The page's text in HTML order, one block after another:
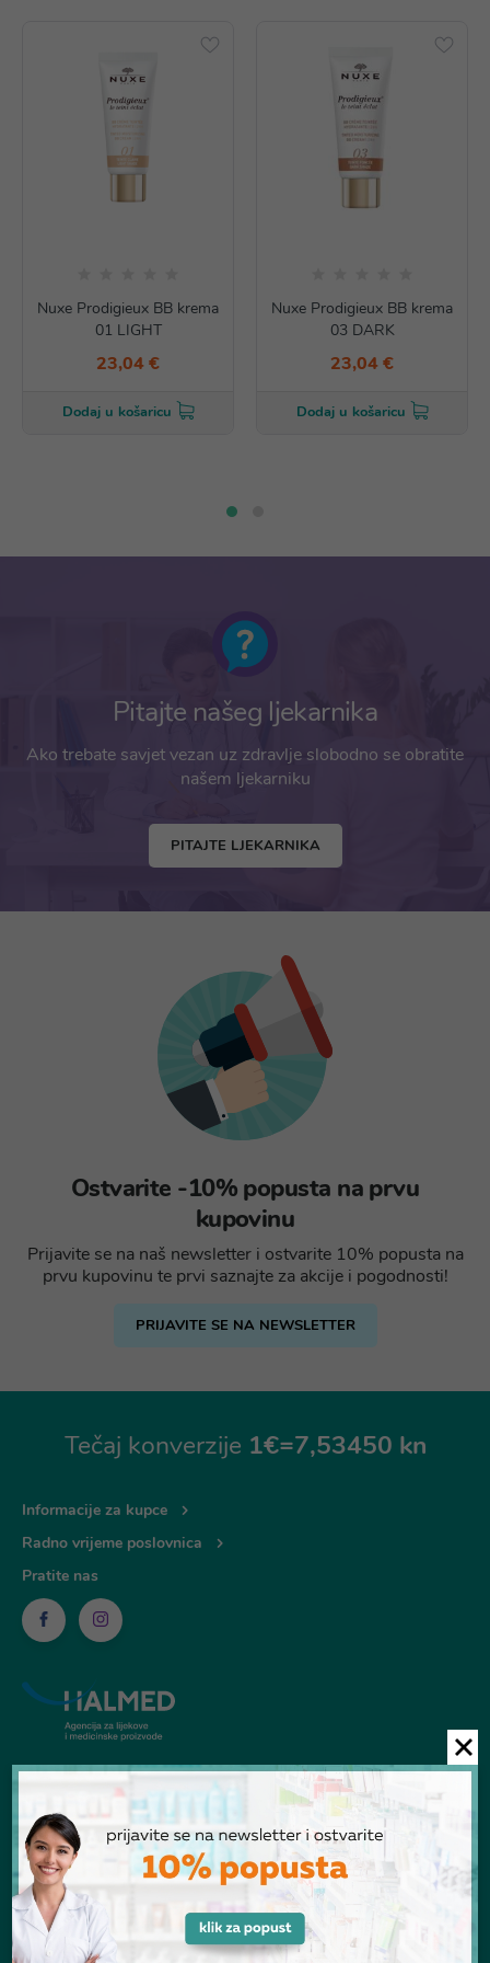
Nuxe Prodigieux BB krema
01 LIGHT
23,04 €
Dodaj u košaricu
Nuxe Prodigieux BB krema
03 DARK
23,04 €
Dodaj u košaricu
Pitajte našeg ljekarnika
Ako trebate savjet vezan uz zdravlje slobodno se obratite
našem ljekarniku
PITAJTE LJEKARNIKA
Ostvarite -10% popusta na prvu
kupovinu
Prijavite se na naš newsletter i ostvarite 10% popusta na
prvu kupovinu te prvi saznajte za akcije i pogodnosti!
PRIJAVITE SE NA NEWSLETTER
Tečaj konverzije 1€=7,53450 kn
Informacije za kupce
Radno vrijeme poslovnica
Pratite nas
© Ljekarna Talan 2026